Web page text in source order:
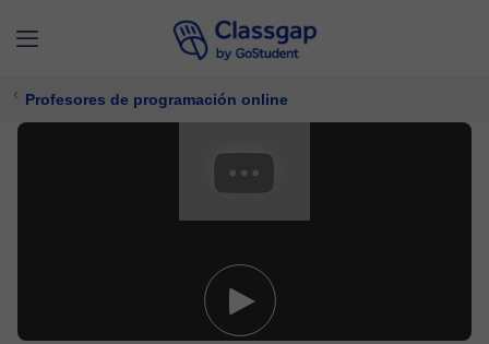
Profesores de programación online